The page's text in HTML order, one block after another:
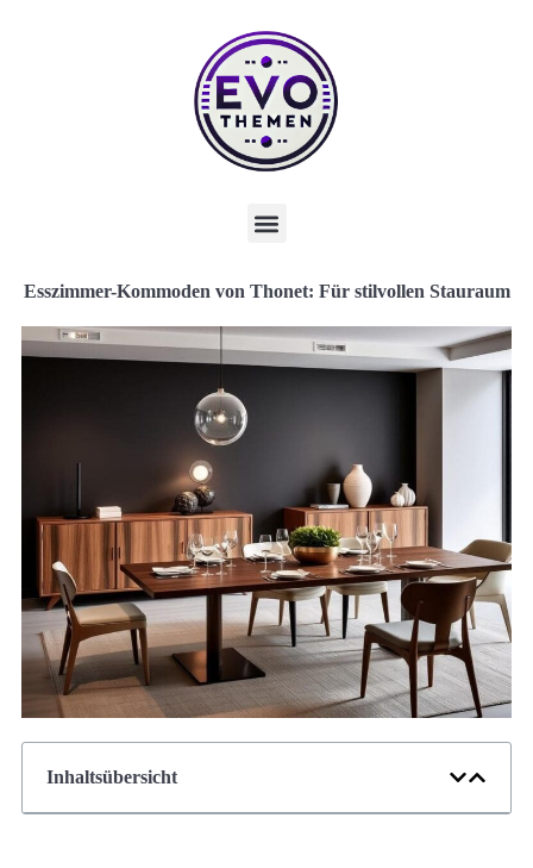
Esszimmer-Kommoden von Thonet: Für stilvollen Stauraum
Inhaltsübersicht